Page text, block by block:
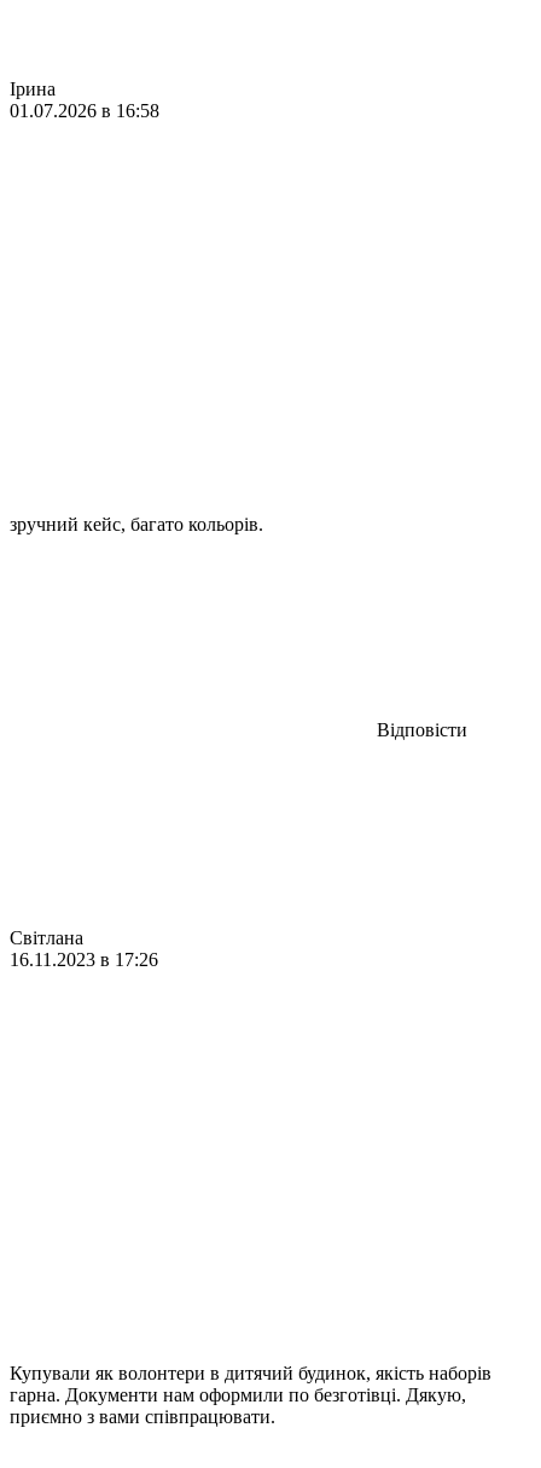
Ірина
01.07.2026 в 16:58
зручний кейс, багато кольорів.
Відповісти
Світлана
16.11.2023 в 17:26
Купували як волонтери в дитячий будинок, якість наборів
гарна. Документи нам оформили по безготівці. Дякую,
приємно з вами співпрацювати.